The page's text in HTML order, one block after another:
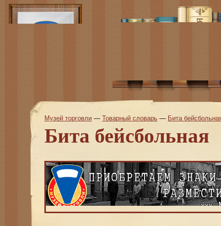
Музей торговли — Товарный словарь — Бита
Бита бейсбольная